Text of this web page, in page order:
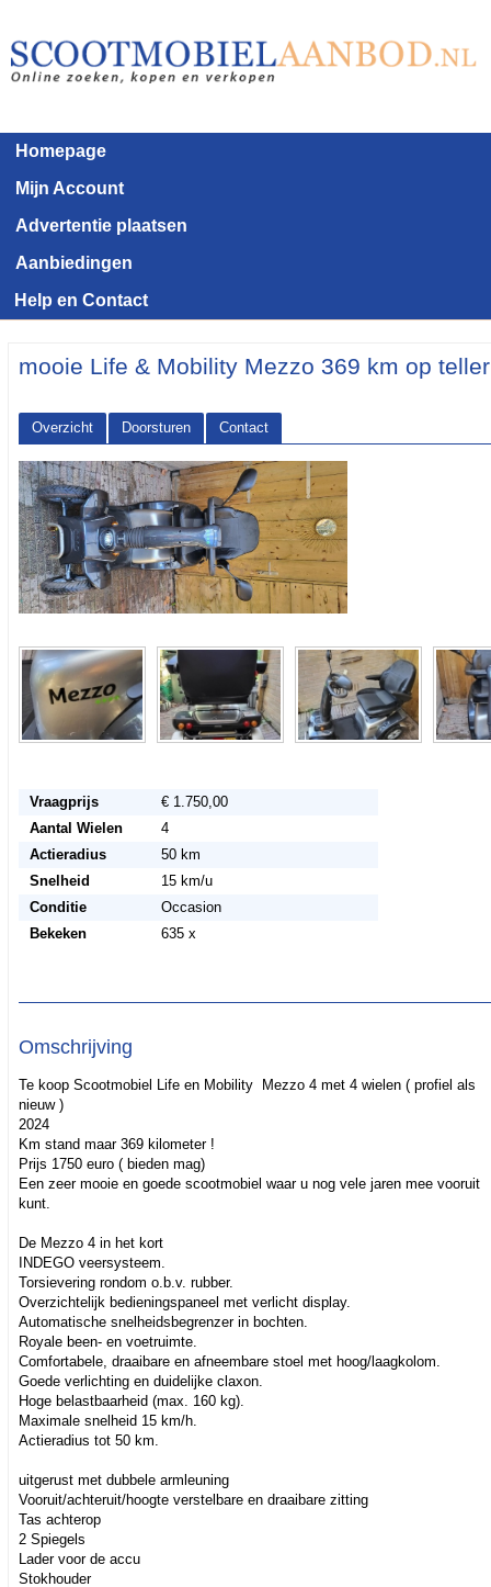
Homepage
Mijn Account
Advertentie plaatsen
Aanbiedingen
Help en Contact
mooie Life & Mobility Mezzo 369 km op teller
Overzicht Doorsturen
Contact
<< Terug naar het advertentie overzicht
Vraagprijs
€ 1.750,00
Aantal Wielen
4
Actieradius
50 km
Snelheid
15 km/u
Conditie
Occasion
Bekeken
635 x
Omschrijving
Te koop Scootmobiel Life en Mobility Mezzo 4 met 4 wielen ( profiel als
nieuw )
2024
Km stand maar 369 kilometer !
Prijs 1750 euro ( bieden mag)
Een zeer mooie en goede scootmobiel waar u nog vele jaren mee vooruit
kunt.
De Mezzo 4 in het kort
INDEGO veersysteem.
Torsievering rondom o.b.v. rubber.
Overzichtelijk bedieningspaneel met verlicht display.
Automatische snelheidsbegrenzer in bochten.
Royale been- en voetruimte.
Comfortabele, draaibare en afneembare stoel met hoog/laagkolom.
Goede verlichting en duidelijke claxon.
Hoge belastbaarheid (max. 160 kg).
Maximale snelheid 15 km/h.
Actieradius tot 50 km.
uitgerust met dubbele armleuning
Vooruit/achteruit/hoogte verstelbare en draaibare zitting
Tas achterop
2 Spiegels
Lader voor de accu
Stokhouder